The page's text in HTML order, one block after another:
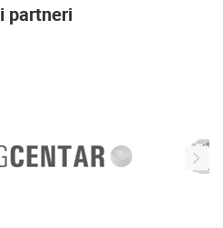
partneri